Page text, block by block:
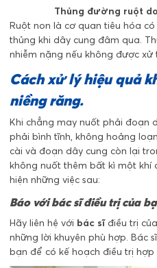
Thủng đường ruột
Ruột non là cơ quan tiêu hóa
thủng khi dây cung đâm qua.
nhiễm nặng nếu không được xử
Cách xử lý hiệu quả
niềng răng.
Khi chẳng may nuốt phải đoạn
phải bình tĩnh, không hoảng
cài và đoạn dây cung còn lại
không nuốt thêm bất kì một khí
hiện những việc sau:
Báo với bác sĩ điều trị của
Hãy liên hệ với bác sĩđiều trị
những lời khuyên phù hợp. Bác
bạn để có kế hoạch điều trị